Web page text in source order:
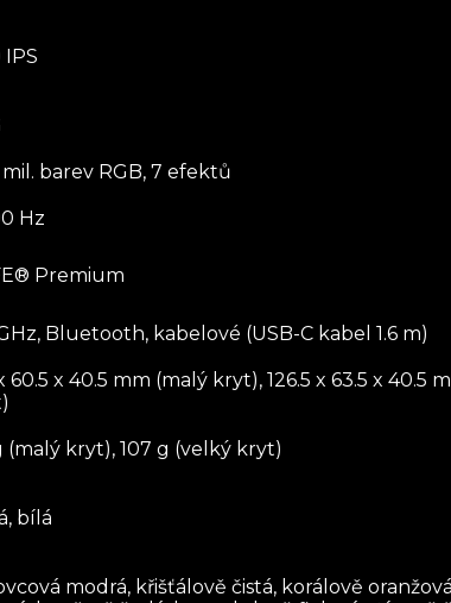
mil. barev RGB, 7 efektů
Hz
Premium
Bluetooth, kabelové (USB-C kabel 1.6 m)
60.5 x 40.5 mm (malý kryt), 126.5 x 63.5 x 40.5
(malý kryt), 107 g (velký kryt)
bílá
modrá, křišťálově čistá, korálově